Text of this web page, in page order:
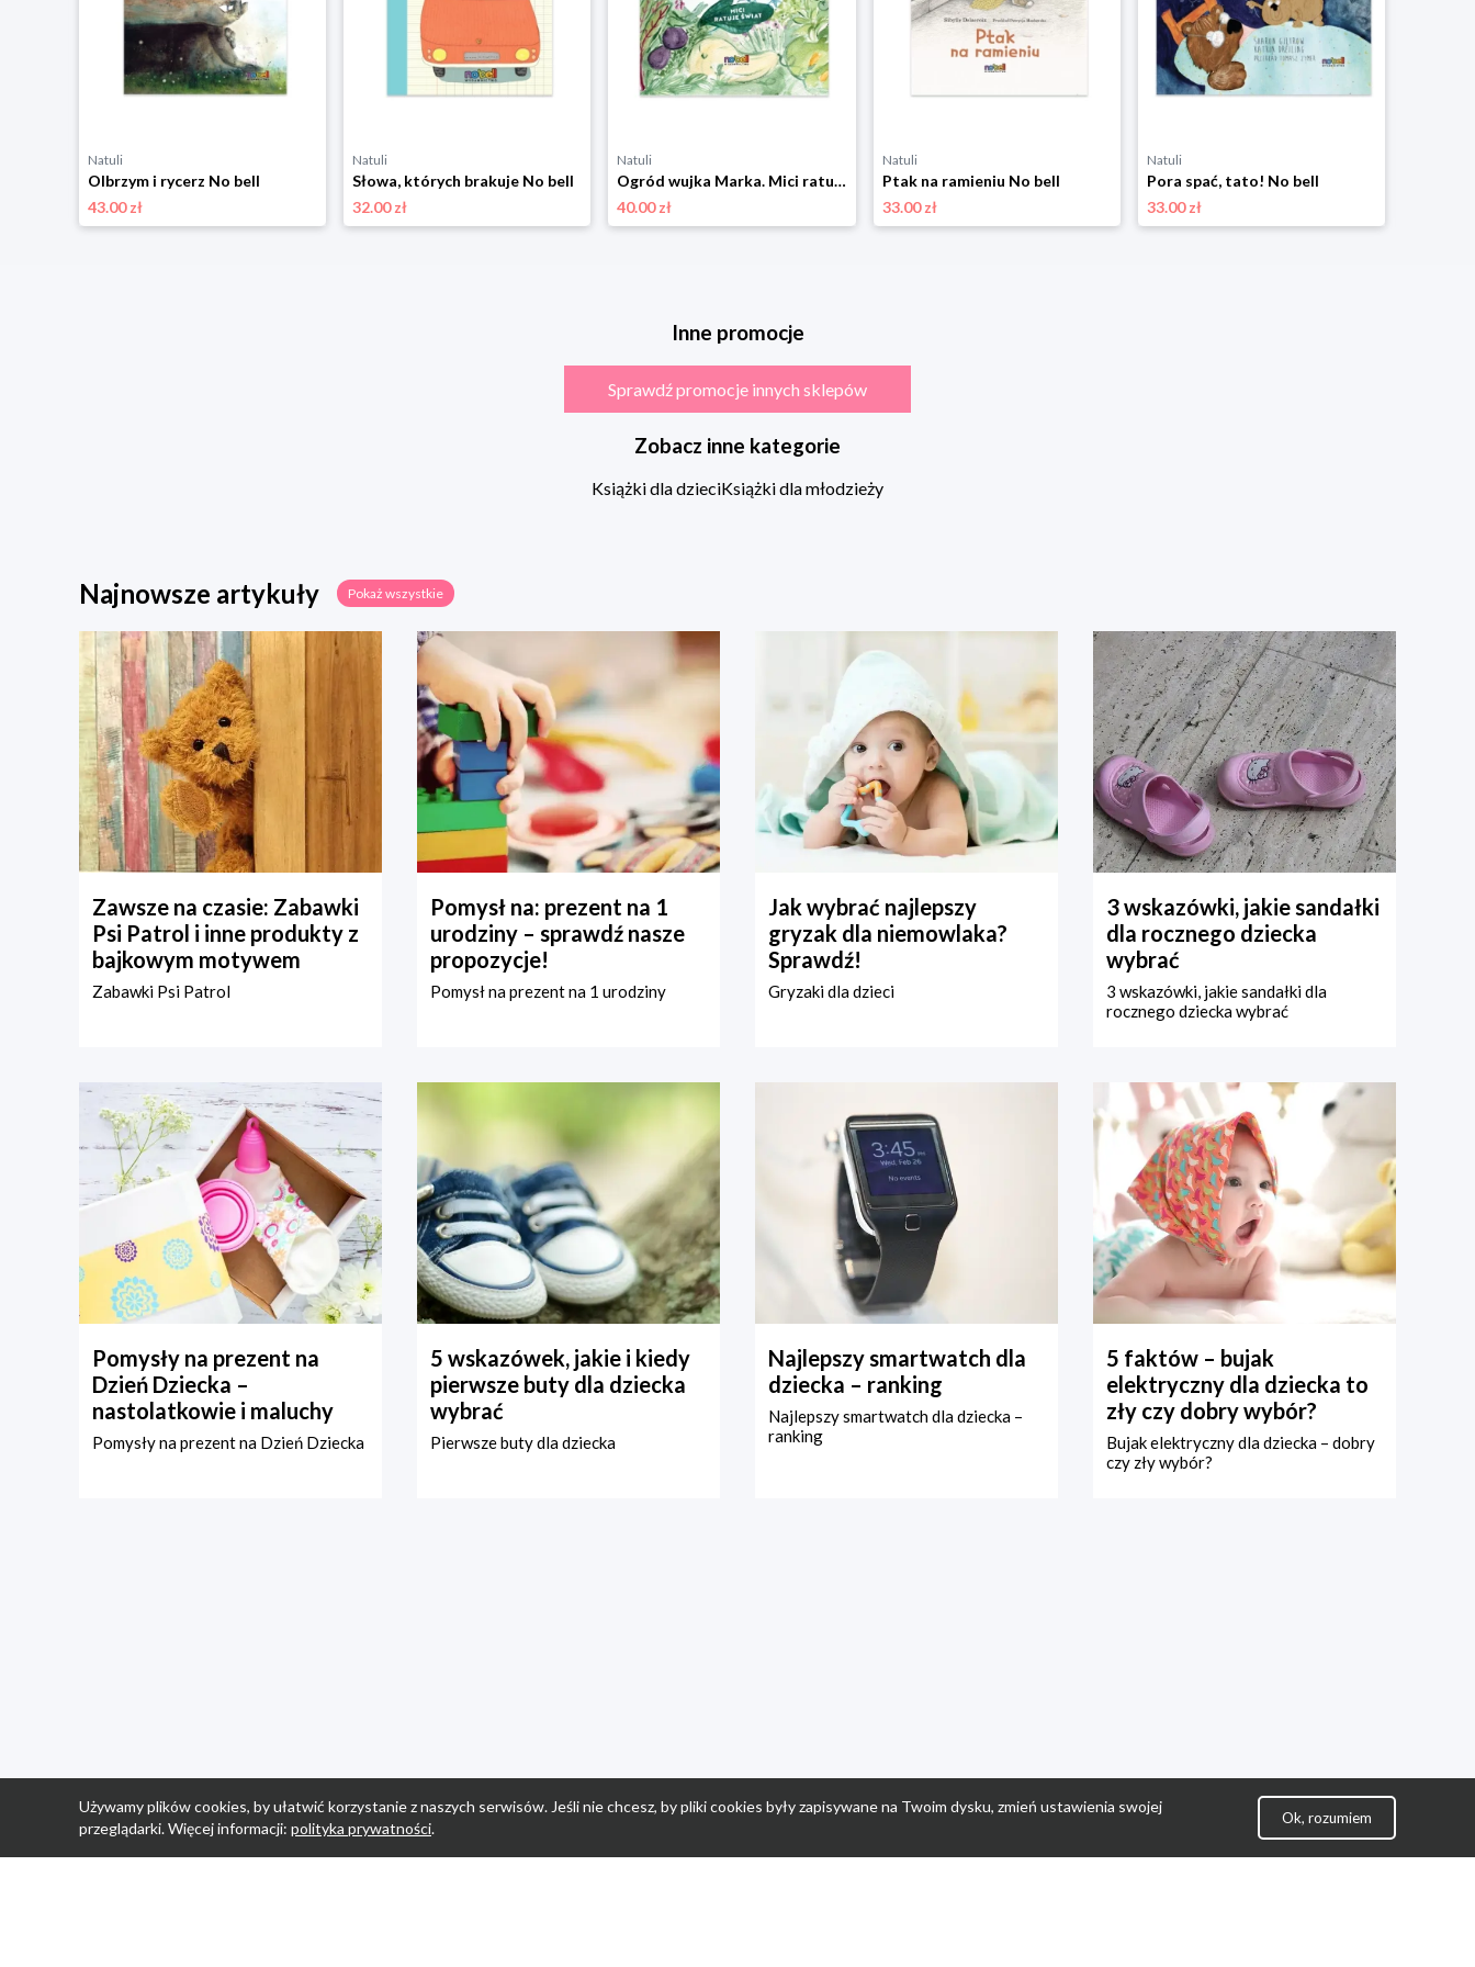
Natuli
Olbrzym i rycerz No bell
43.00 zł
Natuli
Słowa, których brakuje No bell
32.00 zł
Natuli
Ogród wujka Marka. Mici ratuje świat No bell
40.00 zł
Natuli
Ptak na ramieniu No bell
33.00 zł
Natuli
Pora spać, tato! No bell
33.00 zł
Inne promocje
Sprawdź promocje innych sklepów
Zobacz inne kategorie
Książki dla dzieciKsiążki dla młodzieży
Najnowsze artykuły Pokaż wszystkie
Zawsze na czasie: Zabawki
Psi Patrol i inne produkty z
bajkowym motywem
Zabawki Psi Patrol
Pomysł na: prezent na 1
urodziny – sprawdź nasze
propozycje!
Pomysł na prezent na 1 urodziny
Jak wybrać najlepszy
gryzak dla niemowlaka?
Sprawdź!
Gryzaki dla dzieci
3 wskazówki, jakie sandałki
dla rocznego dziecka
wybrać
3 wskazówki, jakie sandałki dla
rocznego dziecka wybrać
Pomysły na prezent na
Dzień Dziecka –
nastolatkowie i maluchy
Pomysły na prezent na Dzień Dziecka
5 wskazówek, jakie i kiedy
pierwsze buty dla dziecka
wybrać
Pierwsze buty dla dziecka
Najlepszy smartwatch dla
dziecka – ranking
Najlepszy smartwatch dla dziecka –
ranking
5 faktów – bujak
elektryczny dla dziecka to
zły czy dobry wybór?
Bujak elektryczny dla dziecka – dobry
czy zły wybór?
Używamy plików cookies, by ułatwić korzystanie z naszych serwisów. Jeśli nie chcesz, by pliki cookies były zapisywane na Twoim dysku, zmień ustawienia swojej
przeglądarki. Więcej informacji: polityka prywatności.
Ok, rozumiem